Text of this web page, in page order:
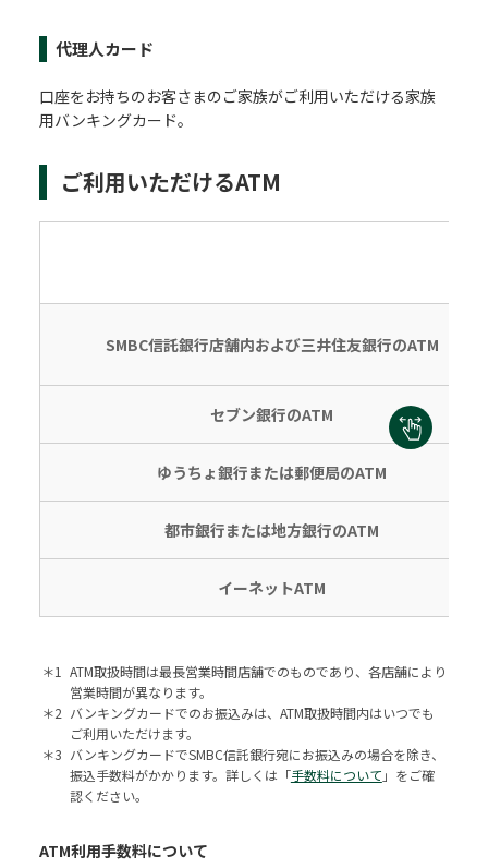
代理人カード
口座をお持ちのお客さまのご家族がご利用いただける家族
用バンキングカード。
ご利用いただけるATM
SMBC信託銀行店舗内および三井住友銀行のATM
セブン銀行のATM
ゆうちょ銀行または郵便局のATM
都市銀行または地方銀行のATM
イーネットATM
＊1 ATM取扱時間は最長営業時間店舗でのものであり、各店舗により
営業時間が異なります。
＊2 バンキングカードでのお振込みは、ATM取扱時間内はいつでも
ご利用いただけます。
＊3 バンキングカードでSMBC信託銀行宛にお振込みの場合を除き、
振込手数料がかかります。詳しくは「手数料について 」をご確
認ください。
ATM利用手数料について